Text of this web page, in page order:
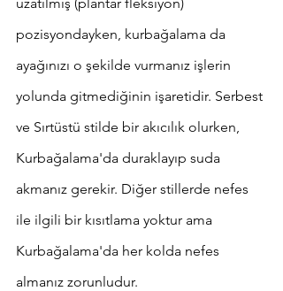
pozisyondayken, kurbağalama da
ayağınızı o şekilde vurmanız işlerin
yolunda gitmediğinin işaretidir. Serbest
ve Sırtüstü stilde bir akıcılık olurken,
Kurbağalama'da duraklayıp suda
akmanız gerekir. Diğer stillerde nefes
ile ilgili bir kısıtlama yoktur ama
Kurbağalama'da her kolda nefes
almanız zorunludur.